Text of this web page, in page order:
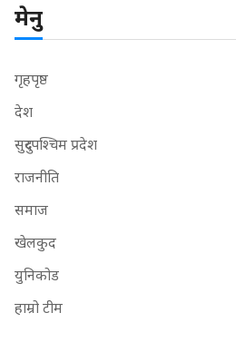
मेनु
गृहपृष्ठ
देश
सुदुरपश्चिम प्रदेश
राजनीति
समाज
खेलकुद
युनिकोड
हाम्रो टीम